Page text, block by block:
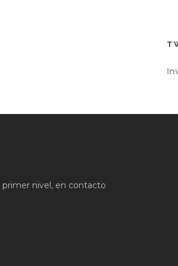
nivel, en contacto